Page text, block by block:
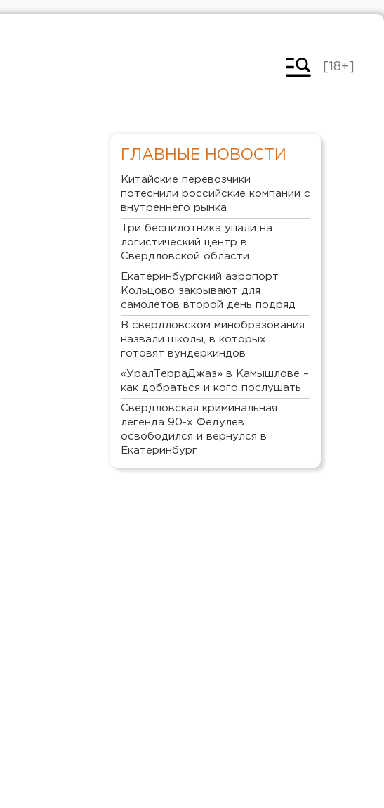
[18+]
ГЛАВНЫЕ НОВОСТИ
Китайские перевозчики
потеснили российские компании с
внутреннего рынка
Три беспилотника упали на
логистический центр в
Свердловской области
Екатеринбургский аэропорт
Кольцово закрывают для
самолетов второй день подряд
В свердловском минобразования
назвали школы, в которых
готовят вундеркиндов
«УралТерраДжаз» в Камышлове –
как добраться и кого послушать
Свердловская криминальная
легенда 90-х Федулев
освободился и вернулся в
Екатеринбург